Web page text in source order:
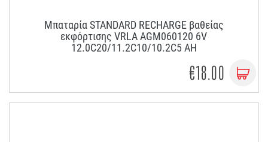
Μπαταρία STANDARD RECHARGE βαθείας
εκφόρτισης VRLA AGM060120 6V
12.0C20/11.2C10/10.2C5 AH
€18.00